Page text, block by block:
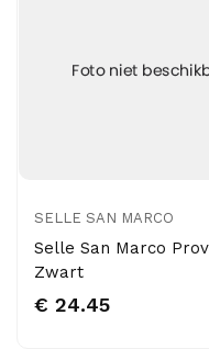
SELLE SAN MARCO
Selle San Marco
Zwart
€ 24.45